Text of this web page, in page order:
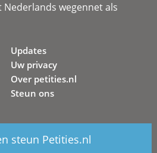
Nederlands wegennet als
Updates
Uw privacy
Over petities.nl
Steun ons
steun Petities.nl